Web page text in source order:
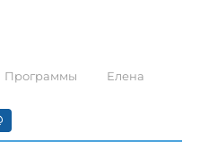
Программы
Елена